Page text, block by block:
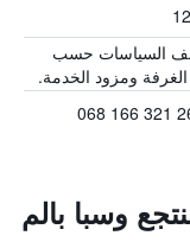
السياسات حسب
ومزود الخدمة.
وسبا بالم